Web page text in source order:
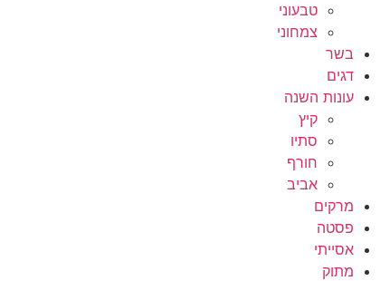
טבעוני
צמחוני
בשר
דגים
עונות השנה
קיץ
סתיו
חורף
אביב
מרקים
פסטה
אסייתי
מתוק